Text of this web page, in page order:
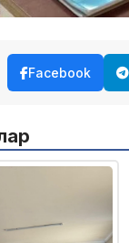
Facebook